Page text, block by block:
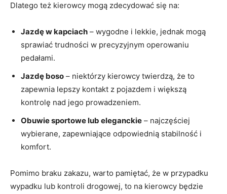
Dlatego też kierowcy mogą zdecydować się na:
Jazdę w kapciach – wygodne i lekkie, jednak mogą
sprawiać trudności w precyzyjnym operowaniu
pedałami.
Jazdę boso – niektórzy kierowcy twierdzą, że to
zapewnia lepszy kontakt z pojazdem i większą
kontrolę nad jego prowadzeniem.
Obuwie sportowe lub eleganckie – najczęściej
wybierane, zapewniające odpowiednią stabilność i
komfort.
Pomimo braku zakazu, warto pamiętać, że w przypadku
wypadku lub kontroli drogowej, to na kierowcy będzie